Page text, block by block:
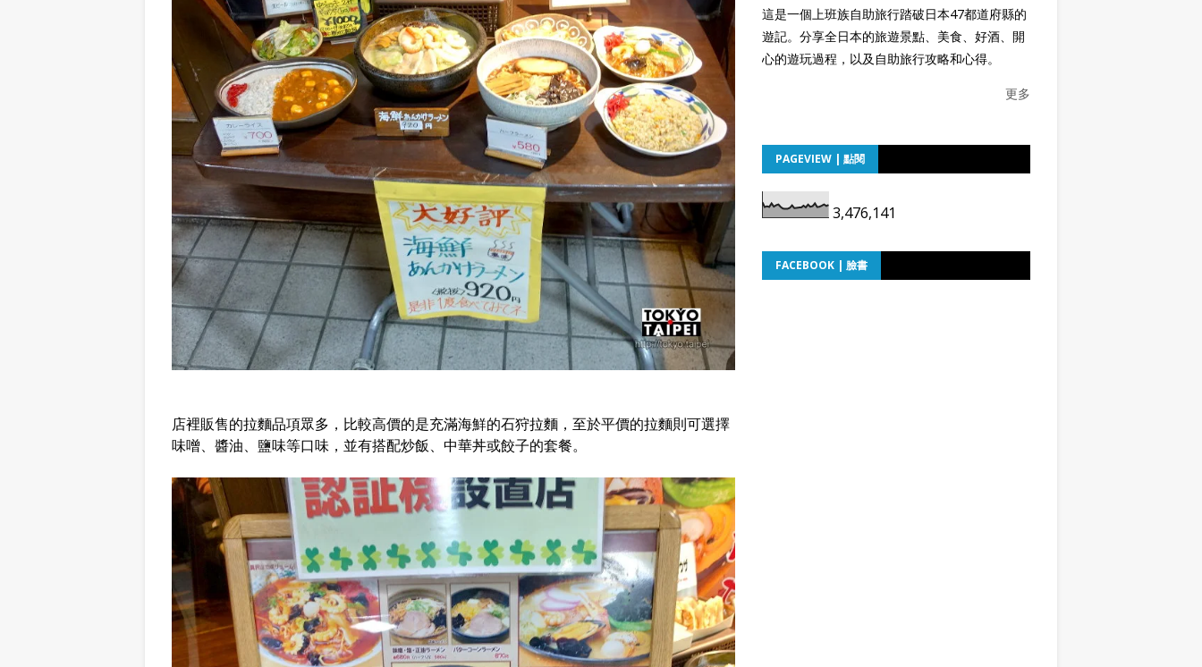
店裡販售的拉麵品項眾多，比較高價的是充滿海鮮的石狩拉麵，至於平價的拉麵則可選擇
味噌、醬油、鹽味等口味，並有搭配炒飯、中華丼或餃子的套餐。
這是一個上班族自助旅行踏破日本47都道府縣的
遊記。分享全日本的旅遊景點、美食、好酒、開
心的遊玩過程，以及自助旅行攻略和心得。
更多
PAGEVIEW | 點閱
3,476,141
FACEBOOK | 臉書